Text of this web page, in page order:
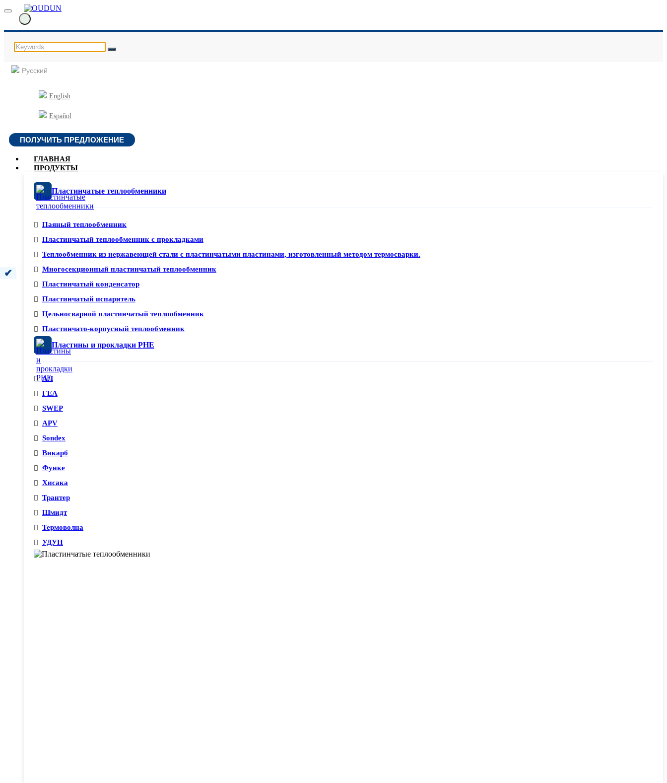
Русский
English
Español
ПОЛУЧИТЬ ПРЕДЛОЖЕНИЕ
ГЛАВНАЯ
ПРОДУКТЫ
Пластинчатые теплообменники
Паяный теплообменник
Пластинчатый теплообменник с прокладками
Теплообменник из нержавеющей стали с пластинчатыми пластинами, изготовленный методом термосварки.
Многосекционный пластинчатый теплообменник
Пластинчатый конденсатор
Пластинчатый испаритель
Цельносварной пластинчатый теплообменник
Пластинчато-корпусный теплообменник
Пластины и прокладки PHE
АЛ
ГЕА
SWEP
APV
Sondex
Викарб
Функе
Хисака
Трантер
Шмидт
Термоволна
УДУН